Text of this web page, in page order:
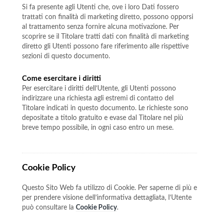
Si fa presente agli Utenti che, ove i loro Dati fossero
trattati con finalità di marketing diretto, possono opporsi
al trattamento senza fornire alcuna motivazione. Per
scoprire se il Titolare tratti dati con finalità di marketing
diretto gli Utenti possono fare riferimento alle rispettive
sezioni di questo documento.
Come esercitare i diritti
Per esercitare i diritti dell’Utente, gli Utenti possono
indirizzare una richiesta agli estremi di contatto del
Titolare indicati in questo documento. Le richieste sono
depositate a titolo gratuito e evase dal Titolare nel più
breve tempo possibile, in ogni caso entro un mese.
Cookie Policy
Questo Sito Web fa utilizzo di Cookie. Per saperne di più e
per prendere visione dell’informativa dettagliata, l’Utente
può consultare la Cookie Policy.